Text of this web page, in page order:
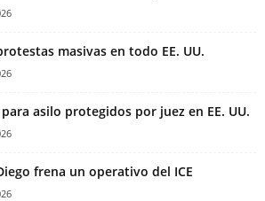
masivas en todo EE. UU.
asilo protegidos por juez en EE. UU.
frena un operativo del ICE